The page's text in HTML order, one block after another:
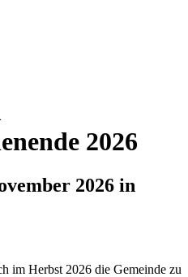
2026
2026 in
im Herbst 2026 die Gemeinde zu